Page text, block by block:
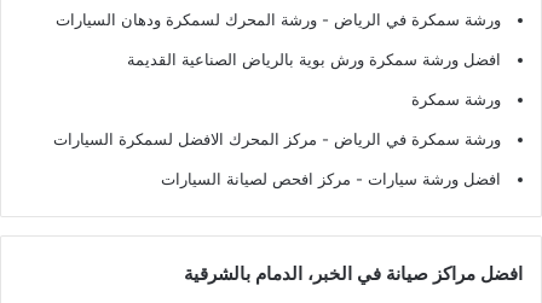
ورشة سمكرة في الرياض - ورشة المحرك لسمكرة ودهان السيارات
افضل ورشة سمكرة ورش بوية بالرياض الصناعية القديمة
ورشة سمكرة
ورشة سمكرة في الرياض - مركز المحرك الافضل لسمكرة السيارات
افضل ورشة سيارات - مركز افحص لصيانة السيارات
افضل مراكز صيانة في الخبر، الدمام بالشرقية